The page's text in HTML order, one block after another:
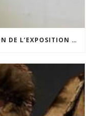
FINANCEMENT DE LA 3E ÉDITION DE L’EXPOSITION DU PRIX POUR LA PHOTOGRAPHIE PAR LE CERCLE POUR LA PHOTOGRAPHIE ET L’ART CONTEMPORAIN